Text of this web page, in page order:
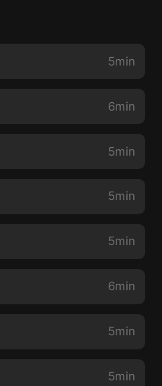
5min
6min
5min
5min
5min
6min
5min
5min